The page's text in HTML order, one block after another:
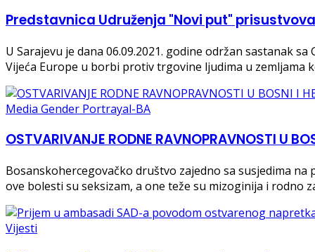
Predstavnica Udruženja "Novi put"
U Sarajevu je dana 06.09.2021. godine održan sastanak
Vijeća Europe u borbi protiv trgovine ljudima u zemljama
Media Gender Portrayal-BA
OSTVARIVANJE RODNE RAVNOPRAVNOSTI U
Bosanskohercegovačko društvo zajedno sa susjedima
ove bolesti su seksizam, a one teže su mizoginija i rodno
Vijesti